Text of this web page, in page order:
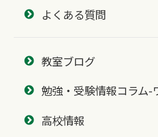
よくある質問
教室ブログ
勉強・受験情報コラム-
高校情報